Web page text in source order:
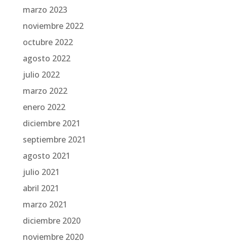
marzo 2023
noviembre 2022
octubre 2022
agosto 2022
julio 2022
marzo 2022
enero 2022
diciembre 2021
septiembre 2021
agosto 2021
julio 2021
abril 2021
marzo 2021
diciembre 2020
noviembre 2020